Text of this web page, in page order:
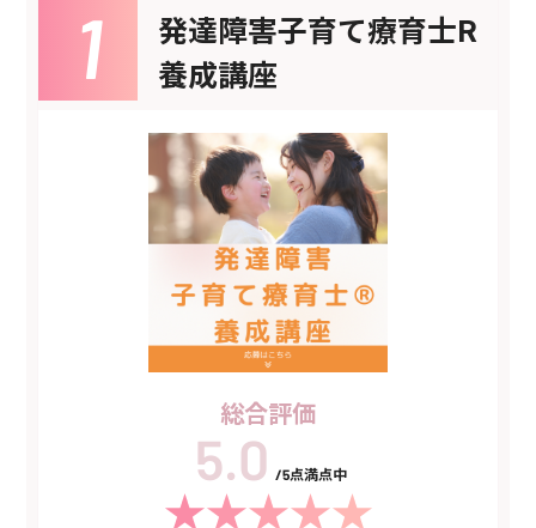
発達障害子育て療育士R
養成講座
総合評価
/5点満点中